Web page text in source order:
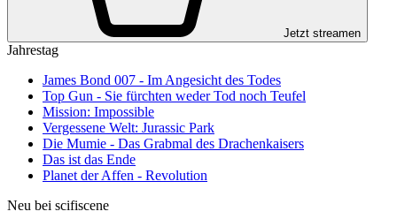
Jetzt streamen
Jahrestag
James Bond 007 - Im Angesicht des Todes
Top Gun - Sie fürchten weder Tod noch Teufel
Mission: Impossible
Vergessene Welt: Jurassic Park
Die Mumie - Das Grabmal des Drachenkaisers
Das ist das Ende
Planet der Affen - Revolution
Neu bei scifiscene